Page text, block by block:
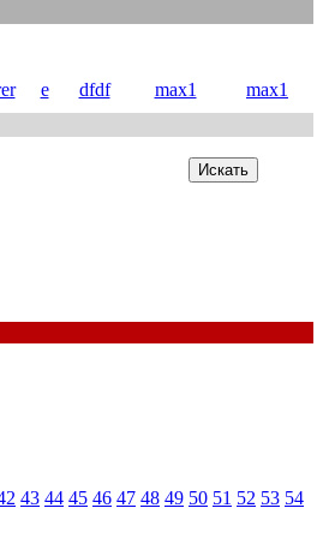
e dfdf max1
max1
43 44 45 46 47 48 49 50 51 52 53 54